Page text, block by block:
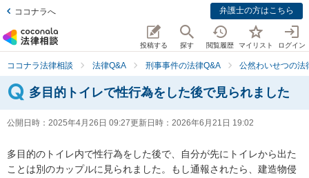
ココナラへ 弁護士の方はこちら
投稿する 探す 閲覧履歴 マイリスト ログイン
ココナラ法律相談 法律Q&A 刑事事件の法律Q&A 公然わいせつの法
多目的トイレで性行為をした後で見られました
公開日時： 2025年4月26日 09:27更新日時： 2026年6月21日 19:02
多目的のトイレ内で性行為をした後で、自分が先にトイレから出た
ことは別のカップルに見られました。もし通報されたら、建造物侵